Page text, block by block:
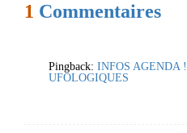
1 Commentaires
Pingback: INFOS AGENDA
UFOLOGIQUES